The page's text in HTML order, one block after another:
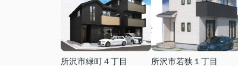
所沢市緑町４丁目
所沢市若狭１丁目